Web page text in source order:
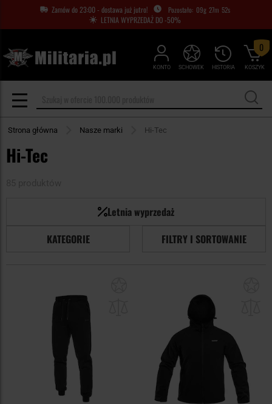
Zamów do 23:00 - dostawa już jutro! 09g 27m 51s
LETNIA WYPRZEDAŻ DO -50%
KONTO HISTORIA
SCHOWEK KOSZYK
0
Strona główna Nasze marki Hi-Tec
Hi-Tec
Letnia wyprzedaż
KATEGORIE
FILTRY I SORTOWANIE